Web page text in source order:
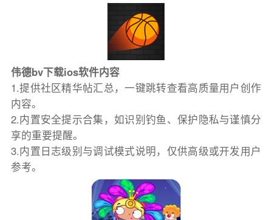
伟德bv下载ios软件内容
1.提供社区精华帖汇总，一键跳转查看高质量用户创作
内容。
2.内置安全提示合集，如识别钓鱼、保护隐私与谨慎分
享的重要提醒。
3.内置日志级别与调试模式说明，仅供高级或开发用户
参考。